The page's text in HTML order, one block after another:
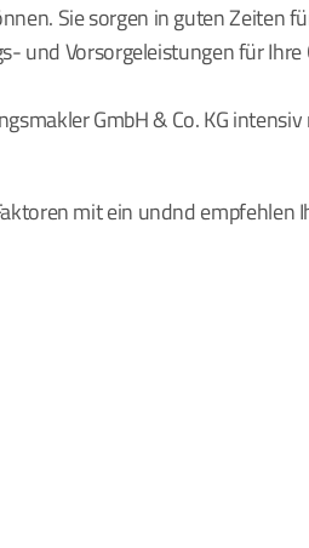
Sie sorgen in guten Zeiten
und Vorsorgeleistungen für Ihre
GmbH & Co. KG
mit ein undnd empfehlen